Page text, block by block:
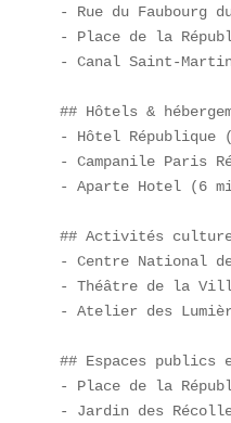
- Rue du Faubourg
- Place de la
- Canal Saint-
## Hôtels &
- Hôtel République
- Campanile Paris
- Aparte Hotel (6
## Activités
- Centre National
- Théâtre de la
- Atelier des
## Espaces
- Place de la
- Jardin des